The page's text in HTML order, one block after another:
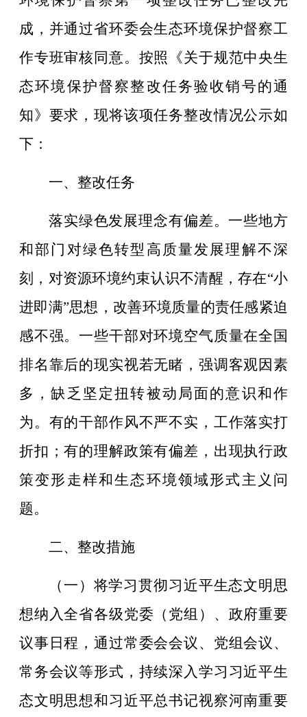
成，并通过省环委会生态环境保护督察工
作专班审核同意。按照《关于规范中央生
态环境保护督察整改任务验收销号的通
知》要求，现将该项任务整改情况公示如
下：
一、整改任务
落实绿色发展理念有偏差。一些地方
和部门对绿色转型高质量发展理解不深
刻，对资源环境约束认识不清醒，存在“小
进即满”思想，改善环境质量的责任感紧迫
感不强。一些干部对环境空气质量在全国
排名靠后的现实视若无睹，强调客观因素
多，缺乏坚定扭转被动局面的意识和作
为。有的干部作风不严不实，工作落实打
折扣；有的理解政策有偏差，出现执行政
策变形走样和生态环境领域形式主义问
题。
二、整改措施
（一）将学习贯彻习近平生态文明思
想纳入全省各级党委（党组）、政府重要
议事日程，通过常委会会议、党组会议、
常务会议等形式，持续深入学习习近平生
态文明思想和习近平总书记视察河南重要